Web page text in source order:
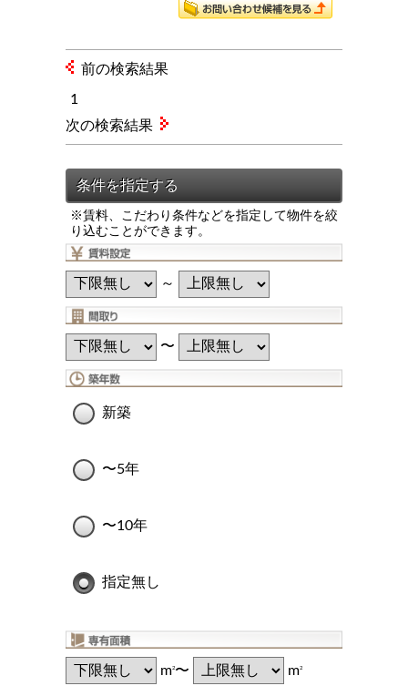
※賃料、こだわり条件などを指定して物件を絞
り込むことができます。
～
〜
新築
〜5年
〜10年
指定無し
m2〜 m2
前の検索結果
1